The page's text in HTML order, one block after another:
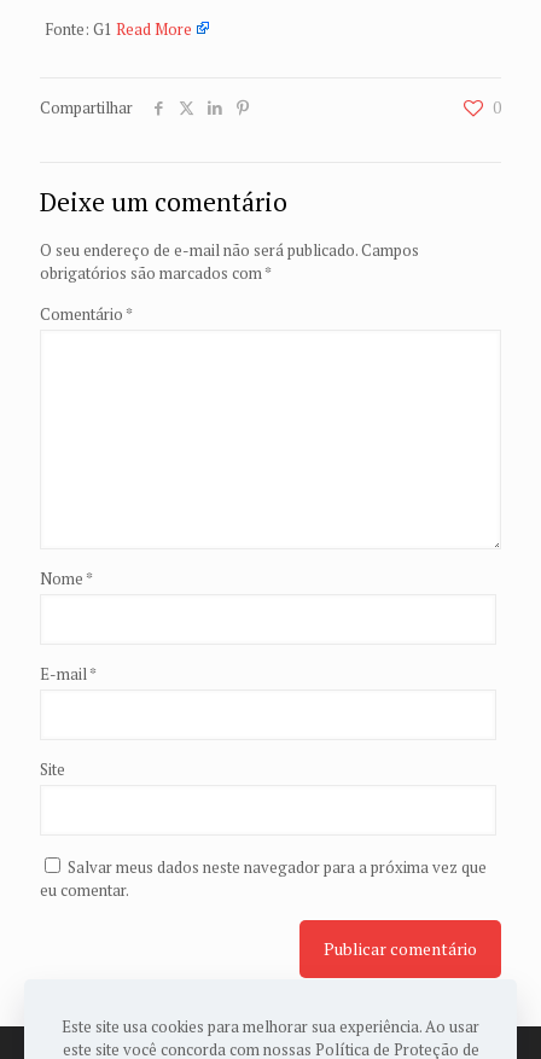
Fonte: G1 Read More
Compartilhar 0
Deixe um comentário
O seu endereço de e-mail não será publicado.Campos
obrigatórios são marcados com*
Comentário *
Nome *
E-mail*
Site
Salvar meus dados neste navegador para a próxima vez que
eu comentar.
Este site usa cookies para melhorar sua experiência. Ao usar
este site você concorda com nossas Política de Proteção de